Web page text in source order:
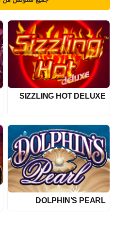
SIZZLING HOT DELUXE
DOLPHIN’S PEARL